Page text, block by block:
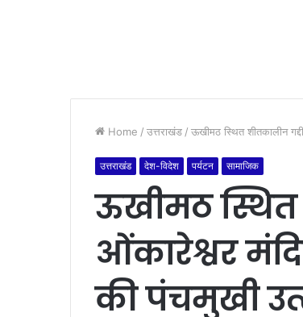
Home / उत्तराखंड / ऊखीमठ स्थित शीतकालीन
उत्तराखंड देश-विदेश पर्यटन सामाजिक
ऊखीमठ स्थित
ओंकारेश्वर
की पंचमुखी